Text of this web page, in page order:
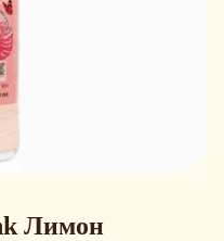
Лимон